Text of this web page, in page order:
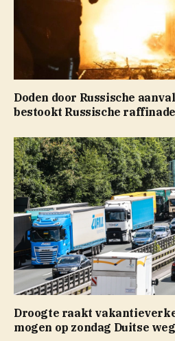
Doden door Russische
bestookt Russische
Droogte raakt
mogen op zondag Duitse